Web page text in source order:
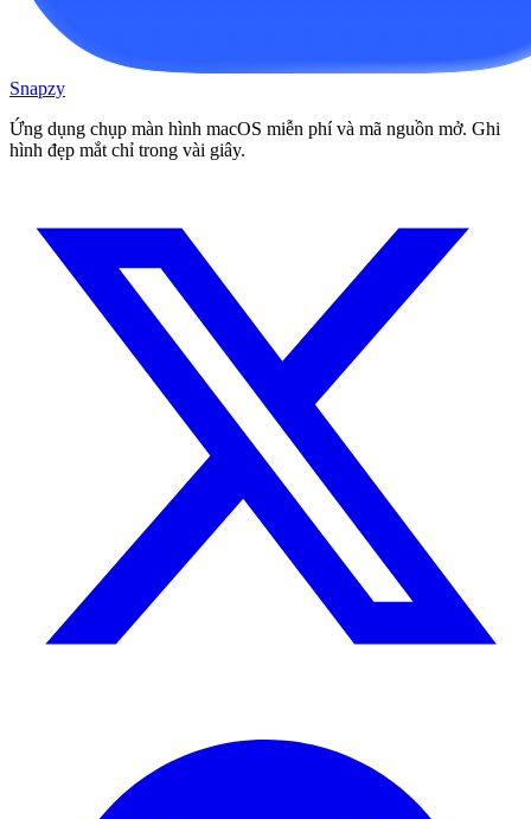
Snapzy
Ứng dụng chụp màn hình macOS miễn phí và mã nguồn mở. Ghi
hình đẹp mắt chỉ trong vài giây.